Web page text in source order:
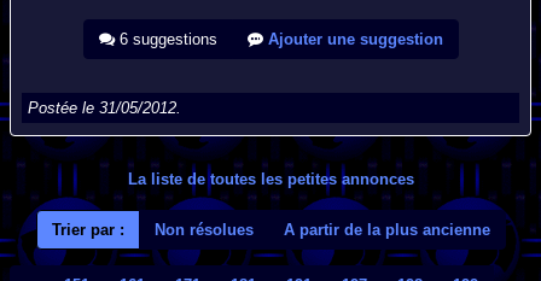
6 suggestions Ajouter une suggestion
Postée le 31/05/2012.
La liste de toutes les petites annonces
Trier par : Non résolues A partir de la plus ancienne